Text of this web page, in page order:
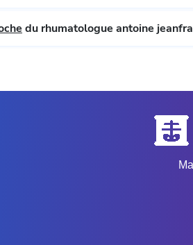
du rhumatologue antoine